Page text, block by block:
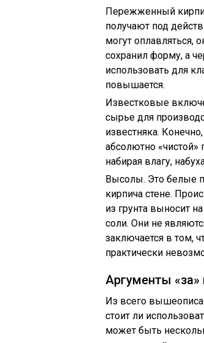
Пережженный
получают под
могут оплавляться,
сохранил форму, а
использовать для
повышается.
Известковые
сырье для
известняка.
абсолютно «чистой»
набирая влагу,
Высолы. Это белые
кирпича стене.
из грунта выносит
соли. Они не
заключается в том,
практически
Аргументы «за»
Из всего
стоит ли
может быть